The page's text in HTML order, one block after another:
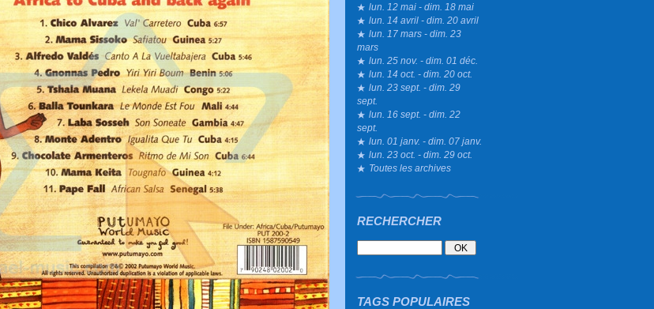
lun. 12 mai - dim. 18 mai
lun. 14 avril - dim. 20 avril
lun. 17 mars - dim. 23
mars
lun. 25 nov. - dim. 01 déc.
lun. 14 oct. - dim. 20 oct.
lun. 23 sept. - dim. 29
sept.
lun. 16 sept. - dim. 22
sept.
lun. 01 janv. - dim. 07 janv.
lun. 23 oct. - dim. 29 oct.
Toutes les archives
RECHERCHER
TAGS POPULAIRES